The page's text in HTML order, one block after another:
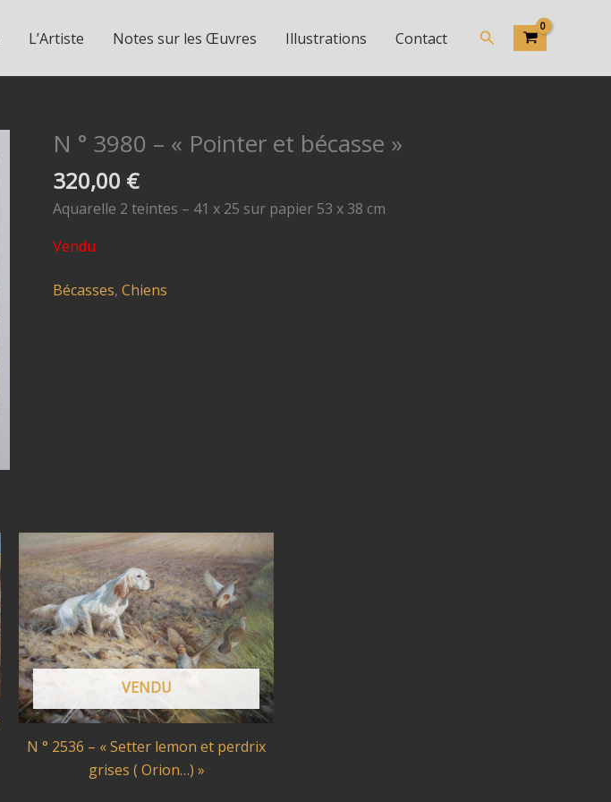
L’Artiste Notes sur les Œuvres Illustrations Contact Rechercher
N ° 3980 – « Pointer et bécasse »
320,00 €
Aquarelle 2 teintes – 41 x 25 sur papier 53 x 38 cm
Vendu
Bécasses, Chiens
VENDU
N ° 2536 – « Setter lemon et perdrix
grises ( Orion…) »